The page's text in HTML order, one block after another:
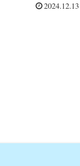
2024.12.13